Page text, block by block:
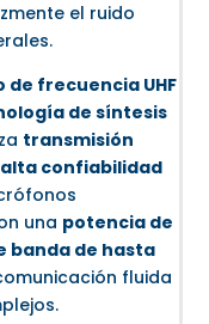
el ruido
de frecuencia UHF
de síntesis
transmisión
confiabilidad
una potencia de
banda de hasta
fluida